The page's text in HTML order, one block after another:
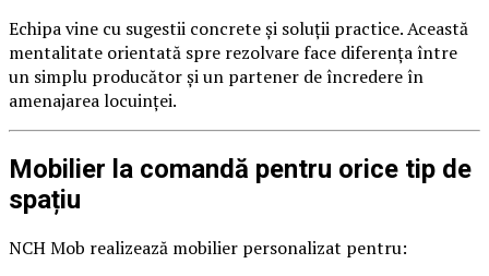
Echipa vine cu sugestii concrete și soluții practice. Această
mentalitate orientată spre rezolvare face diferența între
un simplu producător și un partener de încredere în
amenajarea locuinței.
Mobilier la comandă pentru orice tip de
spațiu
NCH Mob realizează mobilier personalizat pentru: